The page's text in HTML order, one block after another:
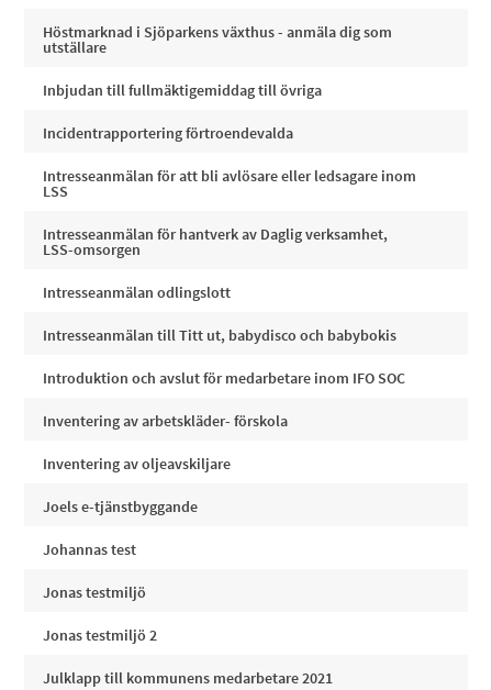
Höstmarknad i Sjöparkens växthus - anmäla dig som
utställare
Inbjudan till fullmäktigemiddag till övriga
Incidentrapportering förtroendevalda
Intresseanmälan för att bli avlösare eller ledsagare inom
LSS
Intresseanmälan för hantverk av Daglig verksamhet,
LSS-omsorgen
Intresseanmälan odlingslott
Intresseanmälan till Titt ut, babydisco och babybokis
Introduktion och avslut för medarbetare inom IFO SOC
Inventering av arbetskläder- förskola
Inventering av oljeavskiljare
Joels e-tjänstbyggande
Johannas test
Jonas testmiljö
Jonas testmiljö 2
Julklapp till kommunens medarbetare 2021